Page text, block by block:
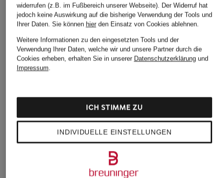
Schnürer TRENT
BOSS
Schnürer TAYIL
199 €
Schnürer
400 €
widerrufen (z.B. im Fußbereich unserer Webseite). Der Widerruf hat
jedoch keine Auswirkung auf die bisherige Verwendung der Tools und
Ihrer Daten. Sie können hierden Einsatz von Cookies ablehnen.
Weitere Informationen zu den eingesetzten Tools und der
Verwendung Ihrer Daten, welche wir und unsere Partner durch die
Cookies erheben, erhalten Sie in unserer Datenschutzerklärungund
Impressum.
INDIVIDUELLE EINSTELLUNGEN
ICH STIMME ZU